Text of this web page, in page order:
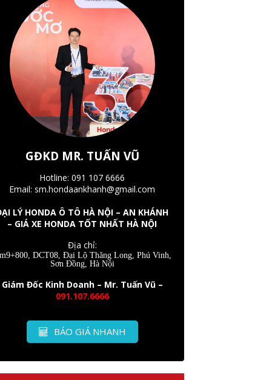
GĐKD MR. TUẤN VŨ
Hotline: 091 107 6666
Email: sm.hondaankhanh@gmail.com
LÝ HONDA Ô TÔ HÀ NỘI – AN KHÁNH
– GIÁ XE HONDA TỐT NHẤT HÀ NỘI
Địa chỉ:
DCT08, Đại Lộ Thăng Long, Phú Vinh,
Sơn Đồng, Hà Nội
Giám Đốc Kinh Doanh – Mr. Tuấn Vũ –
091.107.6666
BÁO GIÁ NHANH